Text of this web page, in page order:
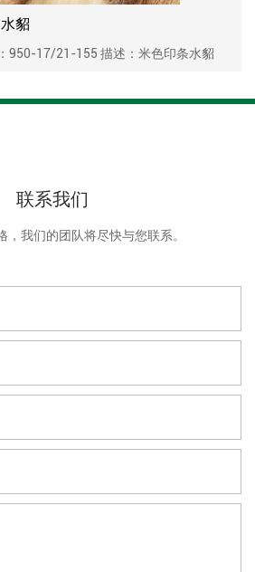
貂
950-17/21-155 描述：米色印条水貂
联系我们
，我们的团队将尽快与您联系。